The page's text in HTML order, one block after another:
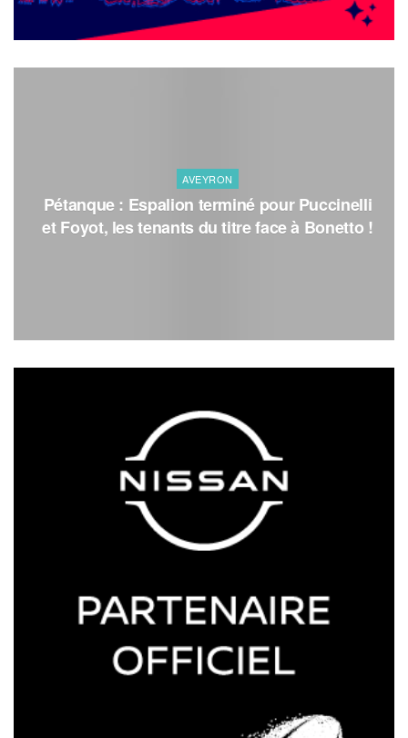
AVEYRON
Pétanque : Espalion terminé pour Puccinelli
et Foyot, les tenants du titre face à Bonetto !